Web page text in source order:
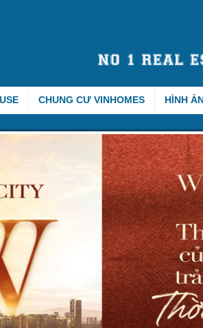
CHUNG CƯ VINHOMES HÌNH